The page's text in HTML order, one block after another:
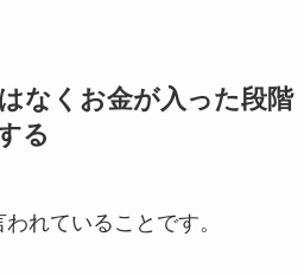
なくお金が入った段階
る
れていることです。